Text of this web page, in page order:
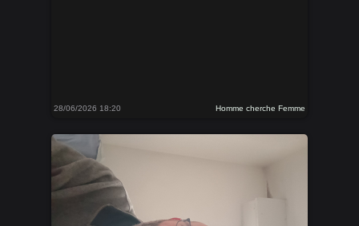
28/06/2026 18:20 Homme cherche Femme